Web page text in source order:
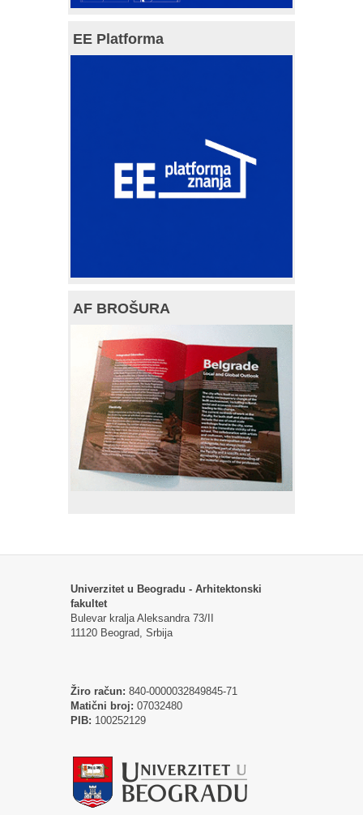
EE Platforma
AF BROŠURA
Univerzitet u Beogradu - Arhitektonski
fakultet
Bulevar kralja Aleksandra 73/II
11120 Beograd, Srbija
Žiro račun: 840-0000032849845-71
Matični broj: 07032480
PIB: 100252129